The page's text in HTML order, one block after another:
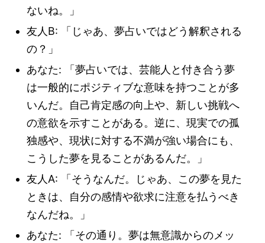
ないね。」
友人B: 「じゃあ、夢占いではどう解釈される
の？」
あなた: 「夢占いでは、芸能人と付き合う夢
は一般的にポジティブな意味を持つことが多
いんだ。自己肯定感の向上や、新しい挑戦へ
の意欲を示すことがある。逆に、現実での孤
独感や、現状に対する不満が強い場合にも、
こうした夢を見ることがあるんだ。」
友人A: 「そうなんだ。じゃあ、この夢を見た
ときは、自分の感情や欲求に注意を払うべき
なんだね。」
あなた: 「その通り。夢は無意識からのメッ